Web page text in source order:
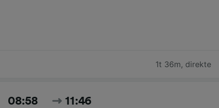
1t 36m, direkte
08:58 11:46